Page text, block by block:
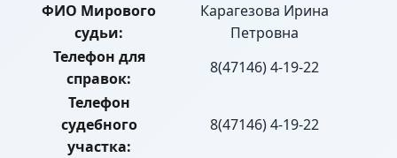
ФИО Мирового
судьи:
Карагезова Ирина
Петровна
Телефон для
справок:
8(47146) 4-19-22
Телефон
судебного
участка:
8(47146) 4-19-22